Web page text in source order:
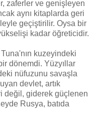
zaferler ve genişleyen
aynı kitaplarda geri
geçiştirilir. Oysa bir
kadar öğreticidir.
kuzeyindeki
dönemdi. Yüzyıllar
nüfuzunu savaşla
devlet, artık
değil, giderek güçlenen
Rusya, batıda